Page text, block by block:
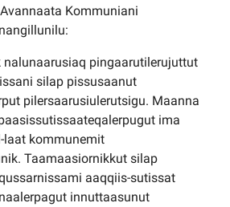
Kommuniani
nalunaarusiaq pingaarutilerujuttut
silap pissusaanut
pilersaarusiulerutsigu. Maanna
ima
kommunemit
Taamaasiornikkut silap
aaqqiis-sutissat
innuttaasunut